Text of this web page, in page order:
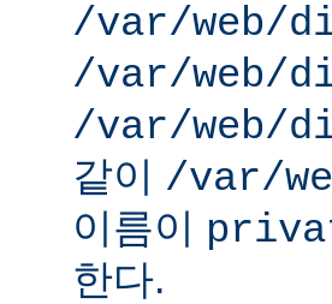
/var/web/
/var/web/
/var/web/
같이 /var/
이름이
한다.